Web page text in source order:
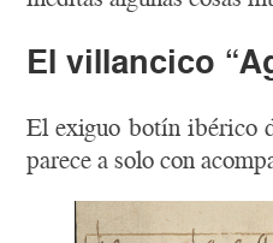
El villancico
El exiguo botín ibérico
parece a solo con